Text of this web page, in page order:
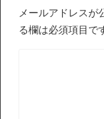
メールアドレスが
る欄は必須項目で